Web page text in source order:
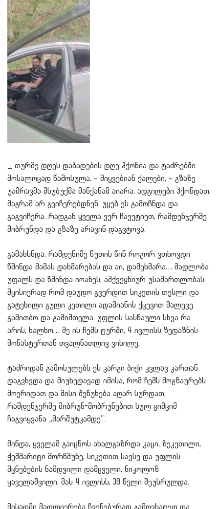
_ თურმე დღეს დაბადების დღე ჰქონია და ტაძრებში
მოსალოცად წამოსულა, – მიყვებიან ქალები, – გზაზე
უამრავმა მსუბუქმა მანქანამ აიარა, ადგილები ჰქონდათ,
მაგრამ არ გვიჩერებდნენ. უცებ ეს გამოჩნდა და
გაგვიჩერა. რადგან ყველა ვერ ჩავეტიეთ, რამდენჯერმე
მიბრუნდა და გზაზე არავინ დაგვტოვა.
გამახსნდა, რამდენიმე წუთის წინ როგორ ვთხოვდი
წმინდა მამას დახმარებას და აი, დამეხმარა… მადლობა
უფალს და წმინდა იოანეს, ამქვეყნიურ უსამართლობას
მყისიერად რომ დაუდო გვერდით სიკეთის თესლი და
გატეხილი გული კეთილი ადამიანის ქცევით მალევე
გამითბო და გამიმთელა. უფლის სასწაული სხვა რა
არის, ხალხო… მე ის ჩემს ტურში, 4 ივლისს ზედაზნის
მონასტერთან თვალნათლივ ვიხილე.
ტაძრიდან გამოსულებს ეს კარგი ბიჭი კვლავ კართან
დაგვხვდა და მიუხედავად იმისა, რომ ჩემს მოგზაურებს
მოერიდათ და მისი შეწუხება აღარ სურდათ,
რამდენჯერმე მიბრუნ-მობრუნებით სულ ციმციმ
ჩაგვიყვანა „მარშუტკამდე“.
მინდა, ყველამ გაიცნოს ახალგაზრდა კაცი, ზეკეთილი,
ჭეშმარიტი მორწმუნე, სიკეთით სავსე და უფლის
მცნებების ნამდვილი დამცველი, ნიკოლოზ
ყაველაშვილი. მას 4 ივლისს, 38 წელი შეუსრულდა.
მისადმი მადლიერება ჩვენებურად გამოვხატეთ და